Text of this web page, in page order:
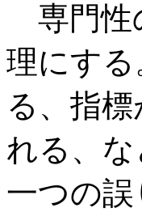
専門性
理にす
る、指
れる、
一つの